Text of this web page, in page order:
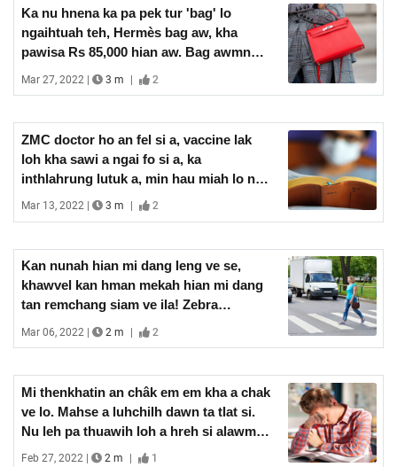
Ka nu hnena ka pa pek tur 'bag' lo
ngaihtuah teh, Hermès bag aw, kha
pawisa Rs 85,000 hian aw. Bag awmna
tur hmunte chu a hrilh zuah zuah a.
pawisa nei fein a khawsa leh ringawt
ang chu!
Mar 27, 2022 | 3 m | 2
ZMC doctor ho an fel si a, vaccine lak
loh kha sawi a ngai fo si a, ka
inthlahrung lutuk a, min hau miah lo naa
an zahawm duh khawp mai a, a ti a.
ka nia, a ti a. In vengtu atan pawha ui
Mar 13, 2022 | 3 m 2
Kan nunah hian mi dang leng ve se,
khawvel kan hman mekah hian mi dang
tan remchang siam ve ila! Zebra
crossing hi lirthei tlan theihna
bawk a, traffic jam karah pawh Zebra
crossing zawng zawng luah khat veka
lirthei ding tlat ka hmu fo.
Mar 06, 2022 | 2 m | 2
Mi thenkhatin an châk em em kha a chak
ve lo. Mahse a luhchilh dawn ta tlat si.
Nu leh pa thuawih loh a hreh si alawm.
A nu leh pa a sawipui ngam thlawt lo. A
Feb 27, 2022 | 2 m 1